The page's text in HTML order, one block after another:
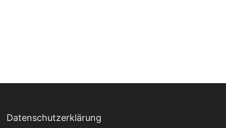
Datenschutzerklärung